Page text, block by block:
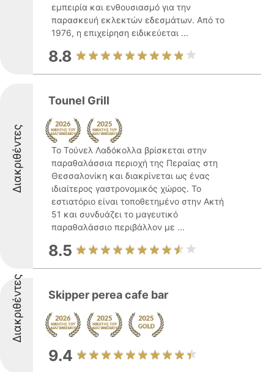
εμπειρία και ενθουσιασμό για την
παρασκευή εκλεκτών εδεσμάτων. Από το
1976, η επιχείρηση ειδικεύεται ...
8.8
Διακριθέντες
Tounel Grill
Το Τούνελ Λαδόκολλα βρίσκεται στην
παραθαλάσσια περιοχή της Περαίας στη
Θεσσαλονίκη και διακρίνεται ως ένας
ιδιαίτερος γαστρονομικός χώρος. Το
εστιατόριο είναι τοποθετημένο στην Ακτή
51 και συνδυάζει το μαγευτικό
παραθαλάσσιο περιβάλλον με ...
8.5
Διακριθέντες Skipper perea cafe bar
9.4